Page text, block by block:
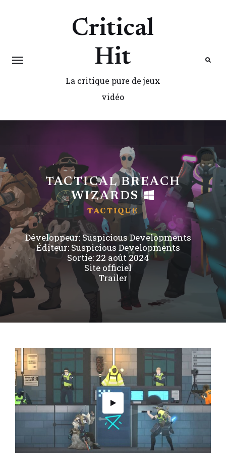
Critical
Hit
La critique pure de jeux
vidéo
TACTICAL BREACH
WIZARDS
TACTIQUE
Développeur: Suspicious Developments
Éditeur: Suspicious Developments
Sortie: 22 août 2024
Site officiel
Trailer